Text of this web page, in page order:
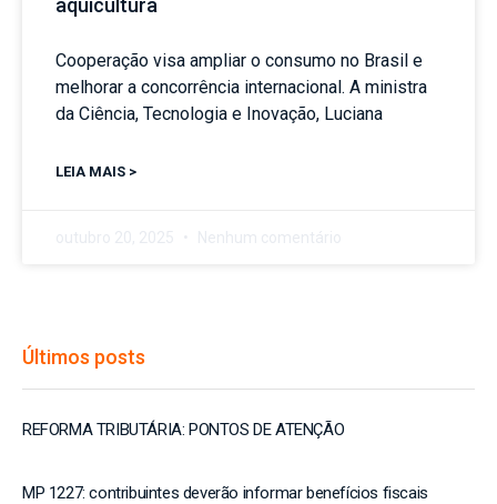
aquicultura
Cooperação visa ampliar o consumo no Brasil e
melhorar a concorrência internacional. A ministra
da Ciência, Tecnologia e Inovação, Luciana
LEIA MAIS >
Últimos posts
REFORMA TRIBUTÁRIA: PONTOS DE ATENÇÃO
MP 1227: contribuintes deverão informar benefícios fiscais